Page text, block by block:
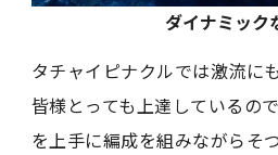
ダイナミック
タチャイピナクルでは激流に
皆様とっても上達しているの
を上手に編成を組みながらそ